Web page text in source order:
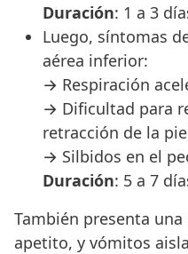
Duración: 1 a 3
Luego, síntomas
aérea inferior:
→ Respiración
→ Dificultad para
retracción de la
→ Silbidos en el
Duración: 5 a 7
También presenta
apetito, y vómitos